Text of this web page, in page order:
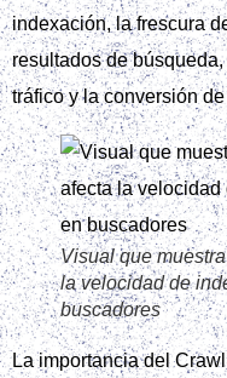
indexación, la frescura
resultados de
tráfico y la conversión
Visual que
la velocidad de
buscadores
La importancia del